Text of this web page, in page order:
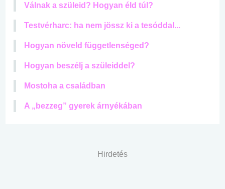
Válnak a szüleid? Hogyan éld túl?
Testvérharc: ha nem jössz ki a tesóddal...
Hogyan növeld függetlenséged?
Hogyan beszélj a szüleiddel?
Mostoha a családban
A „bezzeg” gyerek árnyékában
Hirdetés